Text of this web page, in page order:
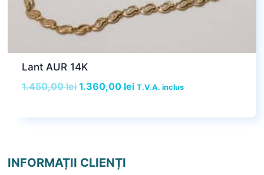
Lant AUR 14K
1.450,00leiPrețul
a
1.360,00 leiPrețul
este:
T.V.A. inclus
INFORMAȚII CLIENȚI